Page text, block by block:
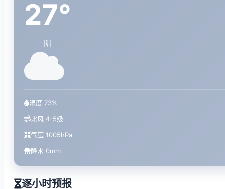
27°
阴
湿度 73%
北风 4-5级
气压 1005hPa
降水 0mm
逐小时预报